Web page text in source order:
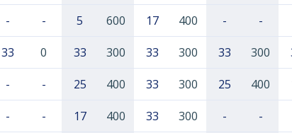
- - 5 600 17 400 - -
33 0 33 300 33 300 33 300
- - 25 400 33 300 25 400
- - 17 400 33 300 - -